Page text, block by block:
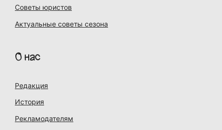
Советы юристов
Актуальные советы сезона
О нас
Редакция
История
Рекламодателям